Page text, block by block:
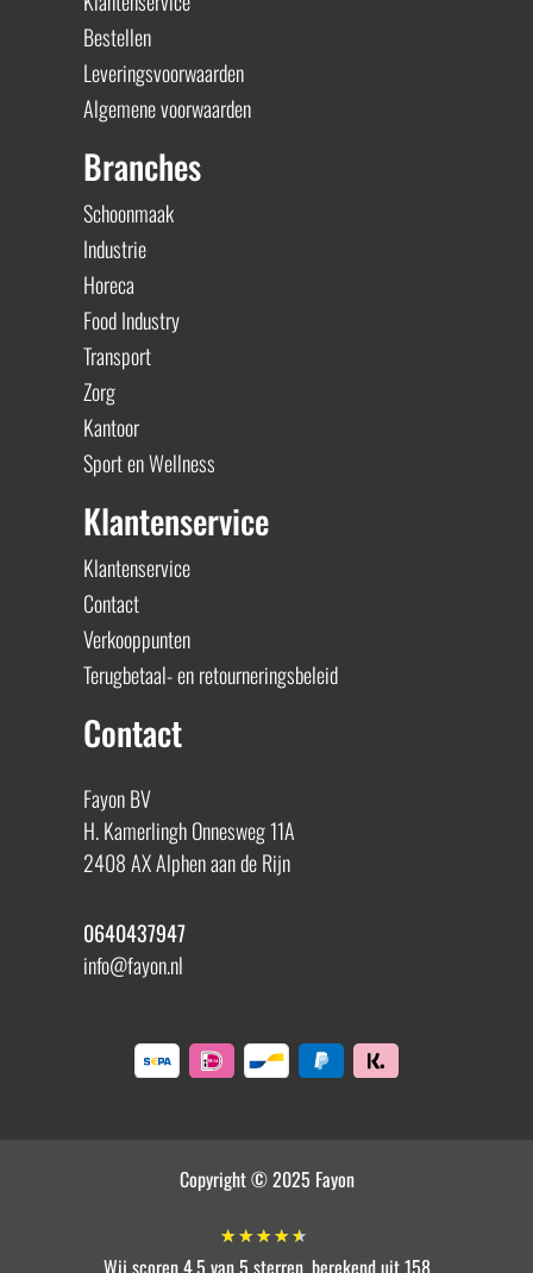
Bestellen
Leveringsvoorwaarden
Algemene voorwaarden
Branches
Schoonmaak
Industrie
Horeca
Food Industry
Transport
Zorg
Kantoor
Sport en Wellness
Klantenservice
Klantenservice
Contact
Verkooppunten
Terugbetaal- en retourneringsbeleid
Contact
Fayon BV
H. Kamerlingh Onnesweg 11A
2408 AX Alphen aan de Rijn
0640437947
info@fayon.nl
Copyright © 2025 Fayon
★ ★ ★ ★ ★
Wij scoren 4.5 van 5 sterren, berekend uit 158